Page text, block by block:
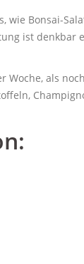
wie Bonsai-
ist
als